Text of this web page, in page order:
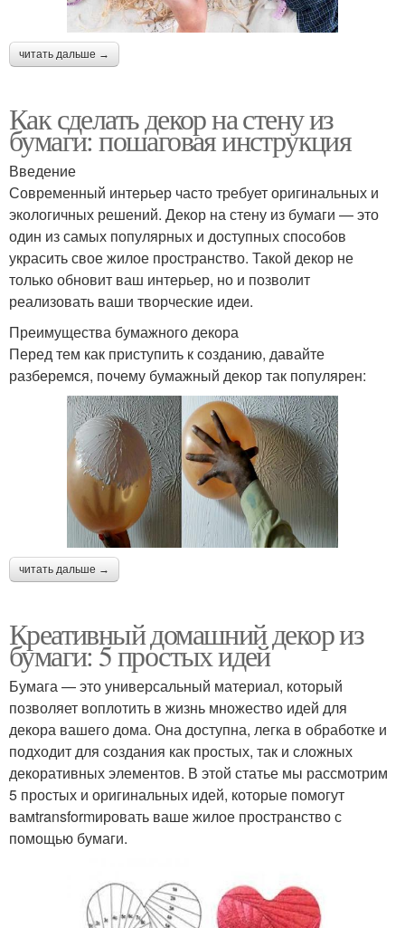
читать дальше →
Как сделать декор на стену из
бумаги: пошаговая инструкция
Введение
Современный интерьер часто требует оригинальных и
экологичных решений. Декор на стену из бумаги — это
один из самых популярных и доступных способов
украсить свое жилое пространство. Такой декор не
только обновит ваш интерьер, но и позволит
реализовать ваши творческие идеи.
Преимущества бумажного декора
Перед тем как приступить к созданию, давайте
разберемся, почему бумажный декор так популярен:
читать дальше →
Креативный домашний декор из
бумаги: 5 простых идей
Бумага — это универсальный материал, который
позволяет воплотить в жизнь множество идей для
декора вашего дома. Она доступна, легка в обработке и
подходит для создания как простых, так и сложных
декоративных элементов. В этой статье мы рассмотрим
5 простых и оригинальных идей, которые помогут
вамtransformировать ваше жилое пространство с
помощью бумаги.